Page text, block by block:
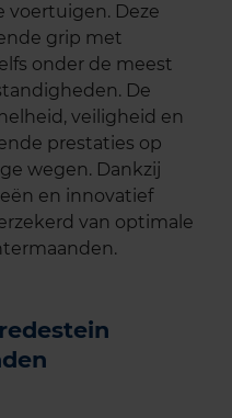
Deze
grip met
onder de meest
De
veiligheid en
prestaties op
wegen. Dankzij
en innovatief
van optimale